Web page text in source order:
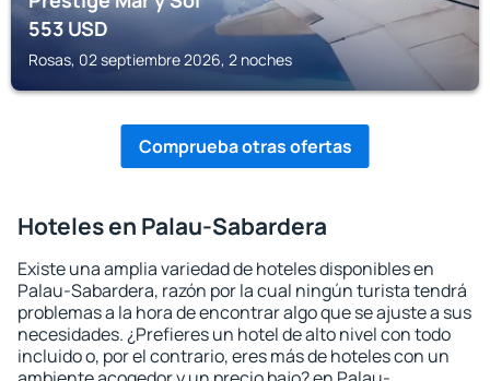
553USD
Rosas, 02 septiembre 2026, 2 noches
Comprueba otras ofertas
Hoteles en Palau-Sabardera
Existe una amplia variedad de hoteles disponibles en
Palau-Sabardera, razón por la cual ningún turista tendrá
problemas a la hora de encontrar algo que se ajuste a sus
necesidades. ¿Prefieres un hotel de alto nivel con todo
incluido o, por el contrario, eres más de hoteles con un